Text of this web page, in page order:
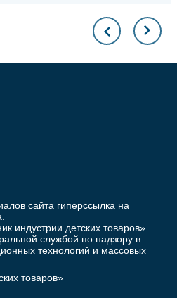
сайта гиперссылка на
индустрии детских товаров»
службой по надзору в
технологий и массовых
товаров»